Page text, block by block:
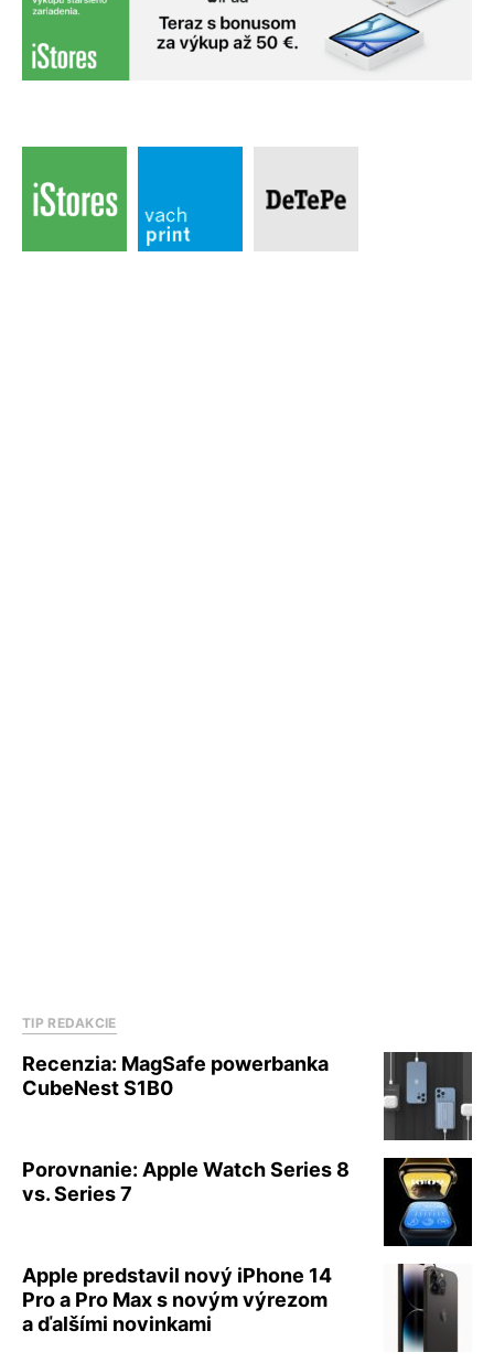
TIP REDAKCIE
Recenzia: MagSafe powerbanka
CubeNest S1B0
Porovnanie: Apple Watch Series 8
vs. Series 7
Apple predstavil nový iPhone 14
Pro a Pro Max s novým výrezom
a ďalšími novinkami